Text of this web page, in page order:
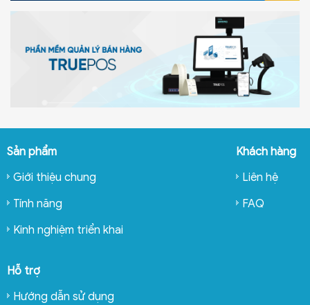
Sản phẩm
Giới thiệu chung
Tính năng
Kinh nghiệm triển khai
Khách hàng
Liên hệ
FAQ
Hỗ trợ
Hướng dẫn sử dụng